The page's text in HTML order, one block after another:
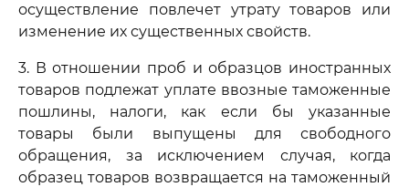
осуществление повлечет утрату товаров или
изменение их существенных свойств.
3. В отношении проб и образцов иностранных
товаров подлежат уплате ввозные таможенные
пошлины, налоги, как если бы указанные
товары были выпущены для свободного
обращения, за исключением случая, когда
образец товаров возвращается на таможенный